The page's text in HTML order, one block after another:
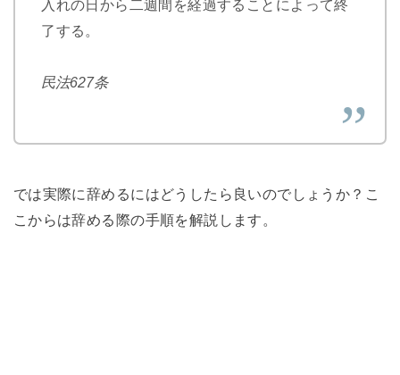
入れの日から二週間を経過することによって終
了する。
民法627条
では実際に辞めるにはどうしたら良いのでしょうか？こ
こからは辞める際の手順を解説します。